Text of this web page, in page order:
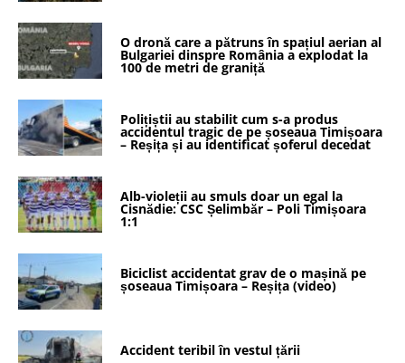
O dronă care a pătruns în spațiul aerian al
Bulgariei dinspre România a explodat la
100 de metri de graniță
Polițiștii au stabilit cum s-a produs
accidentul tragic de pe șoseaua Timișoara
– Reșița și au identificat șoferul decedat
Alb-violeții au smuls doar un egal la
Cisnădie: CSC Șelimbăr – Poli Timișoara
1:1
Biciclist accidentat grav de o mașină pe
șoseaua Timișoara – Reșița (video)
Accident teribil în vestul țării